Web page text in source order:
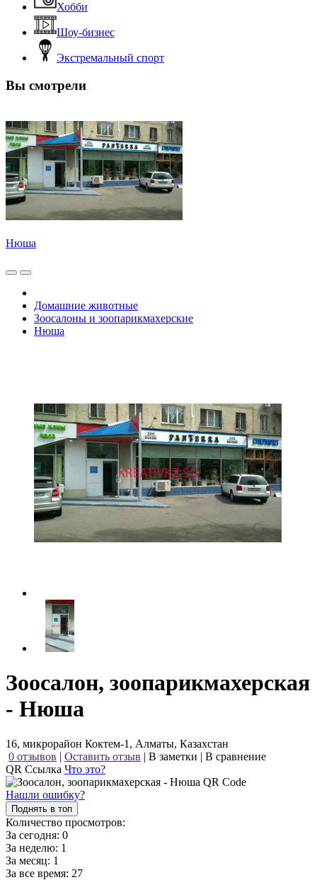
Хобби
Шоу-бизнес
Экстремальный спорт
Вы смотрели
Нюша
Домашние животные
Зоосалоны и зоопарикмахерские
Нюша
Зоосалон, зоопарикмахерская
- Нюша
16, микрорайон Коктем-1, Алматы, Казахстан
0 отзывов | Оставить отзыв | В заметки | В сравнение
QR Ссылка Что это?
Нашли ошибку?
Поднять в топ
Количество просмотров:
За сегодня: 0
За неделю: 1
За месяц: 1
За все время: 27